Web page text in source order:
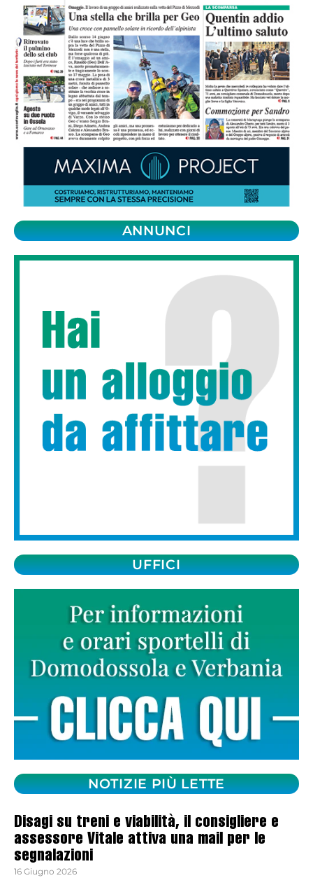
ANNUNCI
UFFICI
NOTIZIE PIÙ LETTE
Disagi su treni e viabilità, il consigliere e
assessore Vitale attiva una mail per le
segnalazioni
16 Giugno 2026